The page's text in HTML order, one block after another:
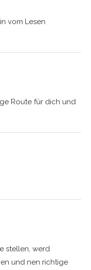
vom Lesen
Route für dich und
stellen, werd
und nen richtige